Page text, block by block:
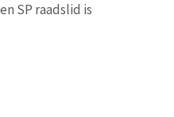
SP raadslid is